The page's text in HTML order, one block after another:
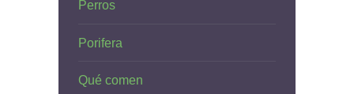
Perros
Porifera
Qué comen